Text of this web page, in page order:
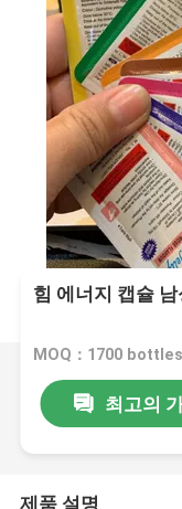
힘 에너지 캡슐
MOQ：1700 bottles
최고의
제품 설명